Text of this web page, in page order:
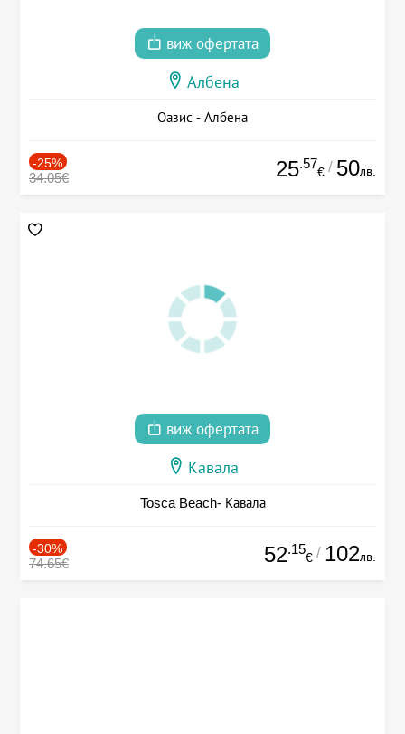
виж офертата
Албена
Оазис - Албена
-25%
34.05€ 25.57
€ / 50лв.
виж офертата
Кавала
Tosca Beach- Кавала
-30%
74.65€ 52.15
€ / 102лв.